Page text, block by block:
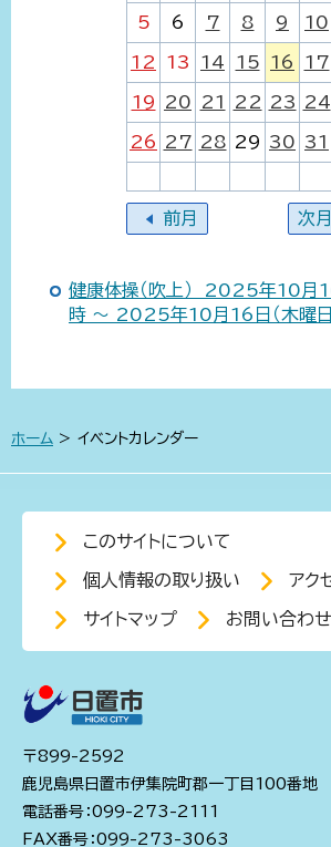
5 6 7 8 9 10
12 13 14 15 16 17
19 20 21 22 23 24
26 27 28 29 30 31
前月 次月
健康体操（吹上） 2025年10月
時 ～ 2025年10月16日（木曜日
ホーム > イベントカレンダー
このサイトについて
個人情報の取り扱い アク
サイトマップ お問い合わせ
〒899-2592
鹿児島県日置市伊集院町郡一丁目100番地
電話番号：099-273-2111
FAX番号：099-273-3063